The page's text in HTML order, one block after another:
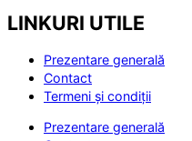
LINKURI UTILE
Prezentare generală
Contact
Termeni și condiții
Prezentare generală